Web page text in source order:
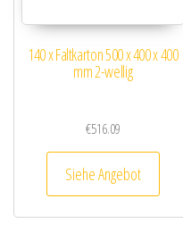
140 x Faltkarton 500 x 400 x 400
mm 2-wellig
€516.09
Siehe Angebot